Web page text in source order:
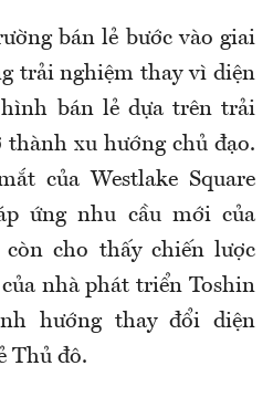
bán lẻ bước vào giai
trải nghiệm thay vì diện
bán lẻ dựa trên trải
xu hướng chủ đạo.
của Westlake Square
ứng nhu cầu mới của
cho thấy chiến lược
nhà phát triển Toshin
hướng thay đổi diện
Thủ đô.